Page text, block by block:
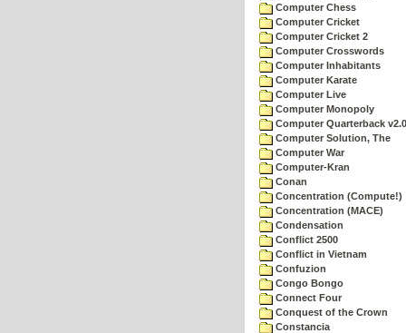
Computer Chess
Computer Cricket
Computer Cricket 2
Computer Crosswords
Computer Inhabitants
Computer Karate
Computer Live
Computer Monopoly
Computer Quarterback v2.0
Computer Solution, The
Computer War
Computer-Kran
Conan
Concentration (Compute!)
Concentration (MACE)
Condensation
Conflict 2500
Conflict in Vietnam
Confuzion
Congo Bongo
Connect Four
Conquest of the Crown
Constancia